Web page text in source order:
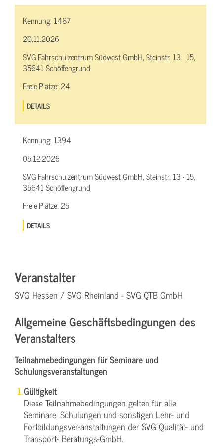
Kennung: 1487
20.11.2026
SVG Fahrschulzentrum Südwest GmbH, Steinstr. 13 - 15,
35641 Schöffengrund
Freie Plätze:24
DETAILS
Kennung: 1394
05.12.2026
SVG Fahrschulzentrum Südwest GmbH, Steinstr. 13 - 15,
35641 Schöffengrund
Freie Plätze:25
DETAILS
Veranstalter
SVG Hessen / SVG Rheinland - SVG QTB GmbH
Allgemeine Geschäftsbedingungen des
Veranstalters
Teilnahmebedingungen für Seminare und
Schulungsveranstaltungen
Gültigkeit
Diese Teilnahmebedingungen gelten für alle
Seminare, Schulungen und sonstigen Lehr- und
Fortbildungsver-anstaltungen der SVG Qualität- und
Transport- Beratungs-GmbH.